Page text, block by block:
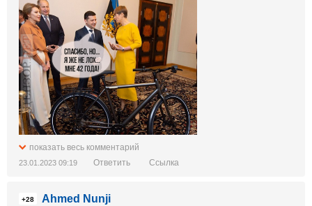
показать весь комментарий
23.01.2023 09:19 Ответить Ссылка
+28
Ahmed Nunji